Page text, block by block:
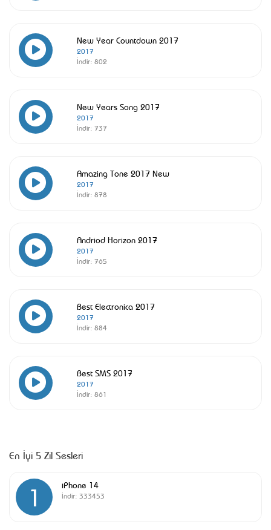
New Year Countdown 2017
2017
İndir: 802
New Years Song 2017
2017
İndir: 737
Amazing Tone 2017 New
2017
İndir: 878
Andriod Horizon 2017
2017
İndir: 765
Best Electronica 2017
2017
İndir: 884
Best SMS 2017
2017
İndir: 861
En İyi 5 Zil Sesleri
1 iPhone 14
İndir: 333453